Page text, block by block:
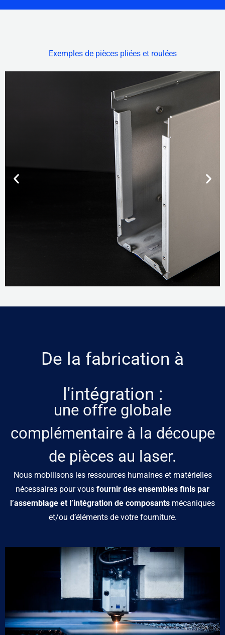
Exemples de pièces pliées et roulées
De la fabrication à
l'intégration :
une offre globale
complémentaire à la découpe
de pièces au laser.
Nous mobilisons les ressources humaines et matérielles
nécessaires pour vous fournir des ensembles finis par
l’assemblage et l’intégration de composants mécaniques
et/ou d’éléments de votre fourniture.